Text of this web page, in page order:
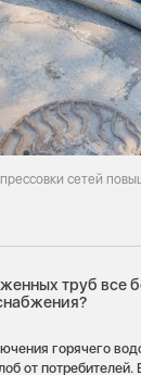
сетей
труб все
горячего
от